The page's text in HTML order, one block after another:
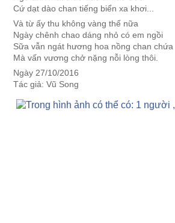
Cứ dạt dào chan tiếng biển xa khơi...
Và từ ấy thu không vàng thế nữa
Ngày chênh chao dáng nhỏ có em ngồi
Sữa vẫn ngát hương hoa nồng chan chứa
Mà vấn vương chở nặng nỗi lòng thôi.
Ngày 27/10/2016
Tác giả: Vũ Song